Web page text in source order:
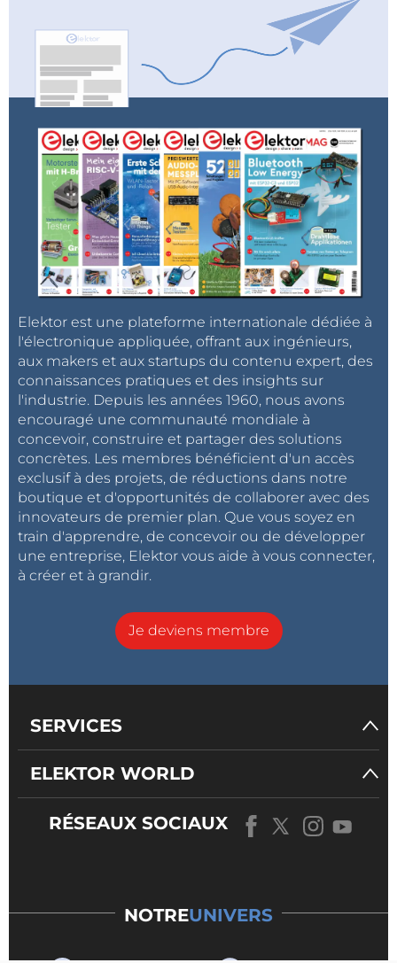
Elektor est une plateforme internationale dédiée à
l'électronique appliquée, offrant aux ingénieurs,
aux makers et aux startups du contenu expert, des
connaissances pratiques et des insights sur
l'industrie. Depuis les années 1960, nous avons
encouragé une communauté mondiale à
concevoir, construire et partager des solutions
concrètes. Les membres bénéficient d'un accès
exclusif à des projets, de réductions dans notre
boutique et d'opportunités de collaborer avec des
innovateurs de premier plan. Que vous soyez en
train d'apprendre, de concevoir ou de développer
une entreprise, Elektor vous aide à vous connecter,
à créer et à grandir.
Je deviens membre
SERVICES
ELEKTOR WORLD
RÉSEAUX SOCIAUX
NOTREUNIVERS